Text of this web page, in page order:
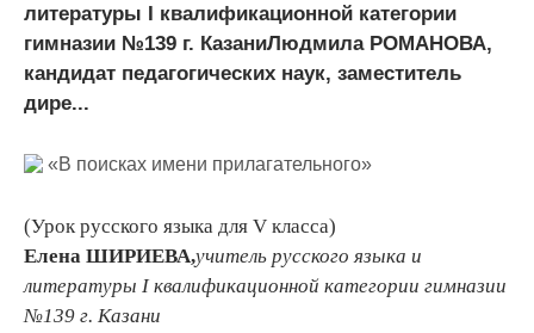
литературы I квалификационной категории
гимназии №139 г. КазаниЛюдмила РОМАНОВА,
кандидат педагогических наук, заместитель
дире...
(Урок русского языка для V класса)
Елена ШИРИЕВА,учитель русского языка и
литературы Iквалификационной категории гимназии
№139 г. Казани